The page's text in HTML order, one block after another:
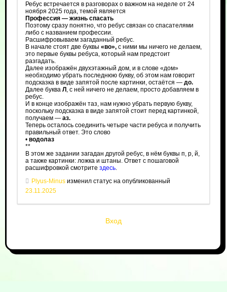
Ребус встречается в разговорах о важном на неделе от 24
ноября 2025 года, темой является
Профессия — жизнь спасать
Поэтому сразу понятно, что ребус связан со спасателями
либо с названием профессии.
Расшифровываем загаданный ребус.
В начале стоят две буквы «во»,с ними мы ничего не делаем,
это первые буквы ребуса, который нам предстоит
разгадать.
Далее изображён двухэтажный дом, и в слове «дом»
необходимо убрать последнюю букву, об этом нам говорит
подсказка в виде запятой после картинки, остаётся — до.
Далее буква Л , с ней ничего не делаем, просто добавляем в
ребус.
И в конце изображён таз, нам нужно убрать первую букву,
поскольку подсказка в виде запятой стоит перед картинкой,
получаем — аз.
Теперь осталось соединить четыре части ребуса и получить
правильный ответ. Это слово
• водолаз
**
В этом же задании загадан другой ребус, в нём буквы п, р, й,
а также картинки: ложка и штаны. Ответ с пошаговой
расшифровкой смотрите здесь.
Plyus-Minusизменил статус на опубликованный
23.11.2025
Вход